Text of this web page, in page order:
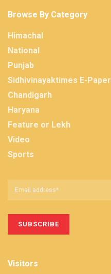
Browse By Category
Himachal
National
Punjab
Sidhivinayaktimes E-Paper
Chandigarh
Haryana
Feature or Lekh
Video
Sports
Visitors